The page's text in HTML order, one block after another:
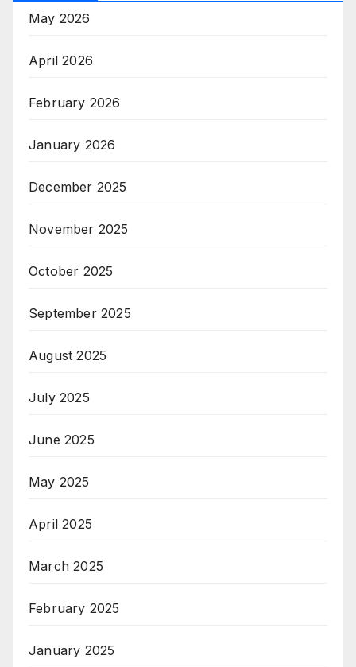
May 2026
April 2026
February 2026
January 2026
December 2025
November 2025
October 2025
September 2025
August 2025
July 2025
June 2025
May 2025
April 2025
March 2025
February 2025
January 2025